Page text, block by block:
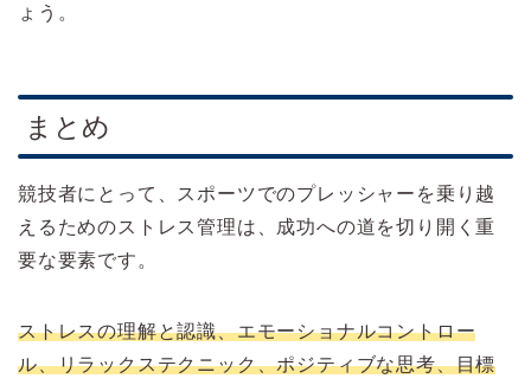
ょう。
まとめ
競技者にとって、スポーツでのプレッシャーを乗り越
えるためのストレス管理は、成功への道を切り開く重
要な要素です。
ストレスの理解と認識、エモーショナルコントロー
ル、リラックステクニック、ポジティブな思考、目標